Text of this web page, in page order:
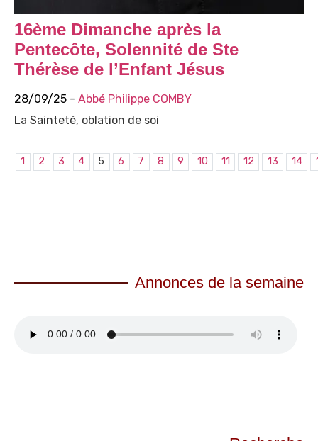
16ème Dimanche après la
Pentecôte, Solennité de Ste
Thérèse de l’Enfant Jésus
28/09/25 - Abbé Philippe COMBY
La Sainteté, oblation de soi
1 2 3 4 5 6 7 8 9 10 11 12 13 14
Annonces de la semaine